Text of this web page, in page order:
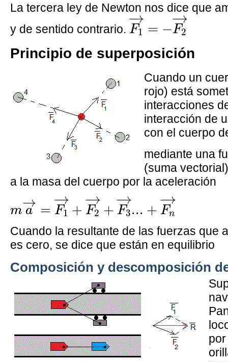
La tercera ley de Newton nos dice que
y de sentido contrario.
−
→
F1 = −
−
→
F2
F1→= −F2 →
Principio de superposición
Cuando un
rojo) está
interacciones
interacción de
con el cuerpo
mediante una
(suma
a la masa del cuerpo por la aceleración
m
→
a =
−
→
F1 +
−
→
F2 +
−
→
F3... +
−
→
Fn
→ F1→ +F2 →+F ...+
Cuando la resultante de las fuerzas que
es cero, se dice que están en equilibrio
Composición y descomposición